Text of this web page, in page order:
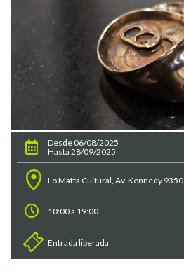
Desde 06/08/2025
Hasta 28/09/2025
Lo Matta Cultural, Av. Kennedy 9350.
10:00 a 19:00
Entrada liberada